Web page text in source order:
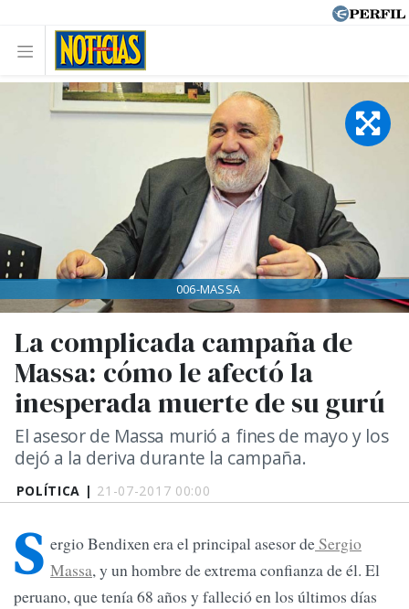
POLÍTICA | 21-07-2017 00:00
La complicada campaña de
Massa: cómo le afectó la
inesperada muerte de su gurú
El asesor de Massa murió a fines de mayo y los
dejó a la deriva durante la campaña.
006-MASSA
S ergio Bendixen era el principal asesor de Sergio
Massa, y un hombre de extrema confianza de él. El
peruano, que tenía 68 años y falleció en los últimos días